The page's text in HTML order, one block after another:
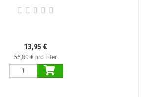
13,95 €
55,80 € pro Liter